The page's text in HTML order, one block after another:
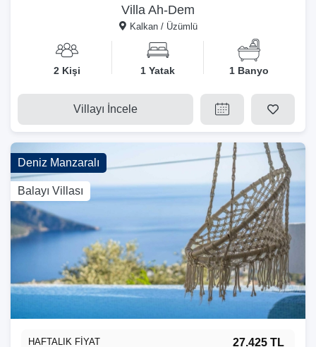
Villa Ah-Dem
Kalkan / Üzümlü
2 Kişi 1 Yatak 1 Banyo
Villayı İncele
Deniz Manzaralı
Balayı Villası
HAFTALIK FİYAT 27.425 TL